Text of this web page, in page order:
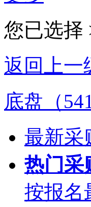
您已选择
返回上一
底盘（
最新采
热门采
按报名